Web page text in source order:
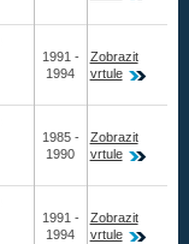
1991 -
1994
Zobrazit
vrtule
1985 -
1990
Zobrazit
vrtule
1991 -
1994
Zobrazit
vrtule